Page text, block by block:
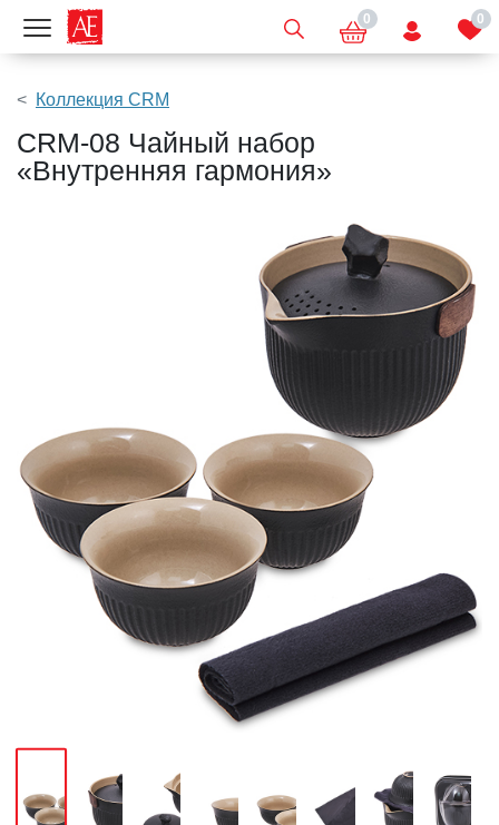
Показать меню 0 0
Коллекция CRM
CRM-08 Чайный набор
«Внутренняя гармония»